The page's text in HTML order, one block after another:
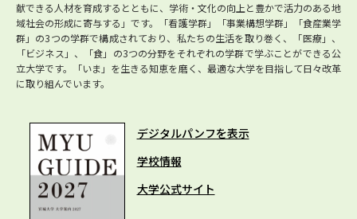
献できる人材を育成するとともに、学術・文化の向上と豊かで活力のある地
域社会の形成に寄与する」です。「看護学群」「事業構想学群」「食産業学
群」の3つの学群で構成されており、私たちの生活を取り巻く、「医療」、
「ビジネス」、「食」の3つの分野をそれぞれの学群で学ぶことができる公
立大学です。「いま」を生きる知恵を磨く、最適な大学を目指して日々改革
に取り組んでいます。
デジタルパンフを表示
学校情報
大学公式サイト